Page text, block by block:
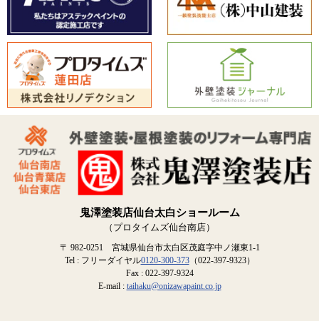
鬼澤塗装店仙台太白ショールーム
（プロタイムズ仙台南店）
〒 982-0251 宮城県仙台市太白区茂庭字中ノ瀬東1-1
Tel : フリーダイヤル0120-300-373（022-397-9323）
Fax : 022-397-9324
E-mail : taihaku@onizawapaint.co.jp